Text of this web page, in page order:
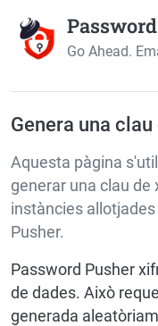
Go Ahead.
Genera una
Aquesta pàgina
generar una clau
instàncies
Pusher.
Password Pusher
de dades. Això
generada